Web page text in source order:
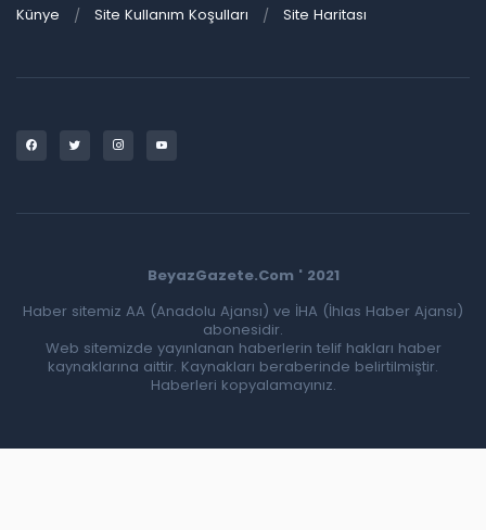
Künye Site Kullanım Koşulları Site Haritası
BeyazGazete.Com ' 2021
Haber sitemiz AA (Anadolu Ajansı) ve İHA (İhlas Haber Ajansı)
abonesidir.
Web sitemizde yayınlanan haberlerin telif hakları haber
kaynaklarına aittir. Kaynakları beraberinde belirtilmiştir.
Haberleri kopyalamayınız.